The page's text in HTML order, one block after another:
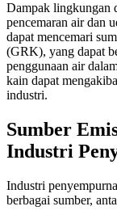
Dampak lingkungan
pencemaran air dan
dapat mencemari
(GRK), yang dapat
penggunaan air
kain dapat
industri.
Sumber
Industri
Industri
berbagai sumber,